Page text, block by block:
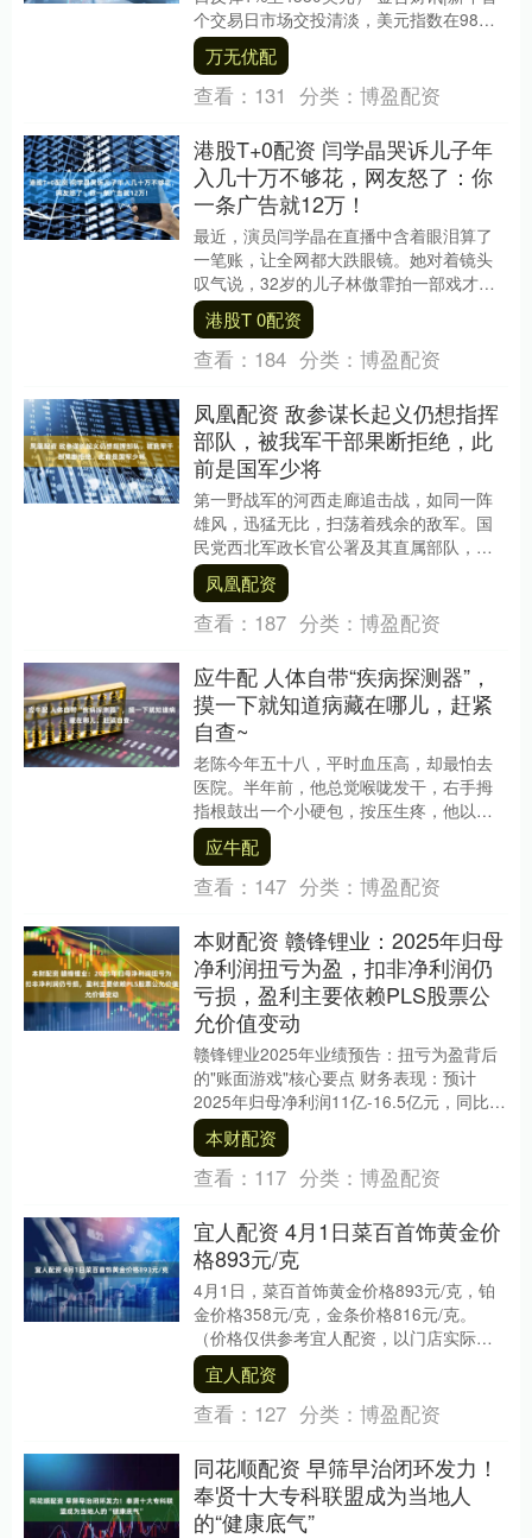
个交易日市场交投清淡，美元指数在98关
口上方窄幅波动。本周美元表现分化：对
纽元....
万无优配
查看： 131 分类： 博盈配资
港股T+0配资 闫学晶哭诉儿子年
入几十万不够花，网友怒了：你
一条广告就12万！
最近，演员闫学晶在直播中含着眼泪算了
一笔账，让全网都大跌眼镜。她对着镜头
叹气说，32岁的儿子林傲霏拍一部戏才挣
几十万，儿媳演音乐剧一年不到十万，在
北京生活根本不....
港股T 0配资
查看： 184 分类： 博盈配资
凤凰配资 敌参谋长起义仍想指挥
部队，被我军干部果断拒绝，此
前是国军少将
第一野战军的河西走廊追击战，如同一阵
雄风，迅猛无比，扫荡着残余的敌军。国
民党西北军政长官公署及其直属部队，被
逼得四处溃散，丧失了反抗之力。原本的
两个军、五个师，....
凤凰配资
查看： 187 分类： 博盈配资
应牛配 人体自带“疾病探测器”，
摸一下就知道病藏在哪儿，赶紧
自查~
老陈今年五十八，平时血压高，却最怕去
医院。半年前，他总觉喉咙发干，右手拇
指根鼓出一个小硬包，按压生疼，他以为
是干家务扭了筋，便自己抹红花油。可疙
瘩不见小，反而越....
应牛配
查看： 147 分类： 博盈配资
本财配资 赣锋锂业：2025年归母
净利润扭亏为盈，扣非净利润仍
亏损，盈利主要依赖PLS股票公
允价值变动
赣锋锂业2025年业绩预告：扭亏为盈背后
的"账面游戏"核心要点 财务表现：预计
2025年归母净利润11亿-16.5亿元，同比扭
亏为盈；但扣非净利....
本财配资
查看： 117 分类： 博盈配资
宜人配资 4月1日菜百首饰黄金价
格893元/克
4月1日，菜百首饰黄金价格893元/克，铂
金价格358元/克，金条价格816元/克。
（价格仅供参考宜人配资，以门店实际为
准）同日上海黄金交易所现货黄金
AU999....
宜人配资
查看： 127 分类： 博盈配资
同花顺配资 早筛早治闭环发力！
奉贤十大专科联盟成为当地人
的“健康底气”